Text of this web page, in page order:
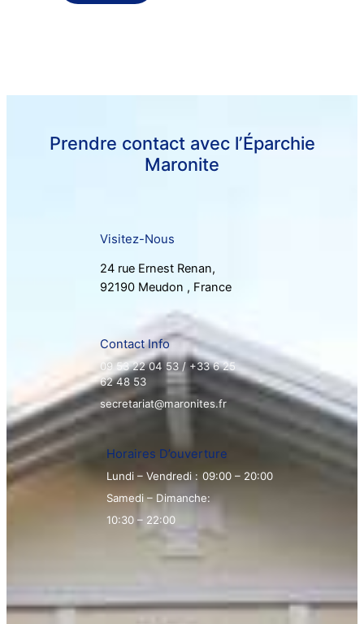
Prendre contact avec lʼÉparchie
Maronite
Visitez-Nous
24 rue Ernest Renan,
92190 Meudon , France
Contact Info
09 53 22 04 53 / +33 6 25
62 48 53
secretariat@maronites.fr
Horaires D’ouverture
Lundi – Vendredi : 09:00 – 20:00
Samedi – Dimanche:
10:30 – 22:00